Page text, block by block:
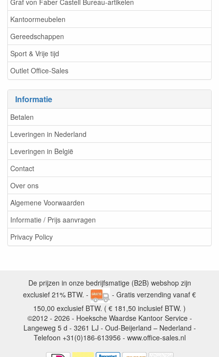
Graf von Faber Castell Bureau-artikelen
Kantoormeubelen
Gereedschappen
Sport & Vrije tijd
Outlet Office-Sales
Informatie
Betalen
Leveringen in Nederland
Leveringen in België
Contact
Over ons
Algemene Voorwaarden
Informatie / Prijs aanvragen
Privacy Policy
De prijzen in onze bedrijfsmatige (B2B) webshop zijn
exclusief 21% BTW. -
- Gratis verzending vanaf €
150,00 exclusief BTW. ( € 181,50 inclusief BTW. )
©2012 - 2026 - Hoeksche Waardse Kantoor Service -
Langeweg 5 d - 3261 LJ - Oud-Beijerland – Nederland -
Telefoon +31(0)186-613956 - www.office-sales.nl